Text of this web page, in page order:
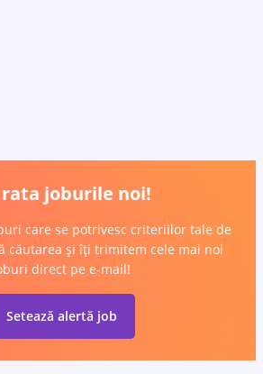
joburile noi!
care se potrivesc criteriilor tale de
căutarea și îți trimitem cele mai noi
direct pe e-mail!
Setează alertă job